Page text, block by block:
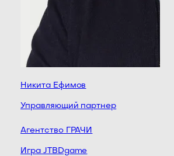
Никита Ефимов
Управляющий партнер
Агентство ГРАЧИ
Игра JTBDgame